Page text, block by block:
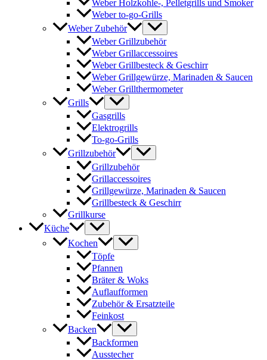
Weber Holzkohle-, Pelletgrills und Smoker
Weber to-go-Grills
Weber Zubehör
Weber Grillzubehör
Weber Grillaccessoires
Weber Grillbesteck & Geschirr
Weber Grillgewürze, Marinaden & Saucen
Weber Grillthermometer
Grills
Gasgrills
Elektrogrills
To-go-Grills
Grillzubehör
Grillzubehör
Grillaccessoires
Grillgewürze, Marinaden & Saucen
Grillbesteck & Geschirr
Grillkurse
Küche
Kochen
Töpfe
Pfannen
Bräter & Woks
Auflaufformen
Zubehör & Ersatzteile
Feinkost
Backen
Backformen
Ausstecher